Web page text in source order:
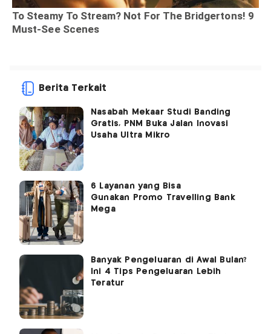
Berita Terkait
Nasabah Mekaar Studi Banding
Gratis, PNM Buka Jalan Inovasi
Usaha Ultra Mikro
6 Layanan yang Bisa
Gunakan Promo Travelling Bank
Mega
Banyak Pengeluaran di Awal Bulan?
Ini 4 Tips Pengeluaran Lebih
Teratur